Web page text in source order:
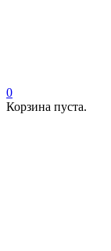
0
Корзина пуста.